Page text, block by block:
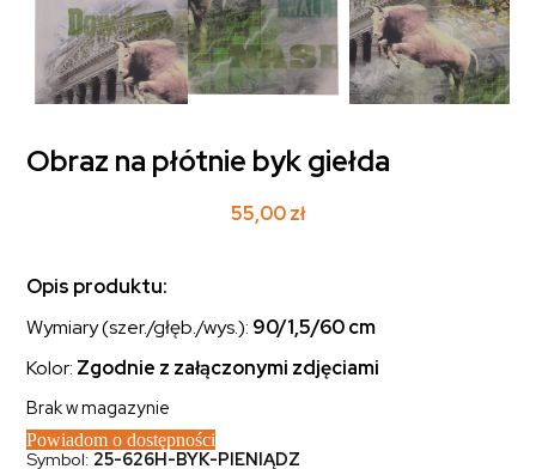
Obraz na płótnie byk giełda
55,00zł
Opis produktu:
Wymiary (szer./głęb./wys.): 90/1,5/60 cm
Kolor: Zgodnie z załączonymi zdjęciami
Brak w magazynie
Powiadom o dostępności
Symbol: 25-626H-BYK-PIENIĄDZ